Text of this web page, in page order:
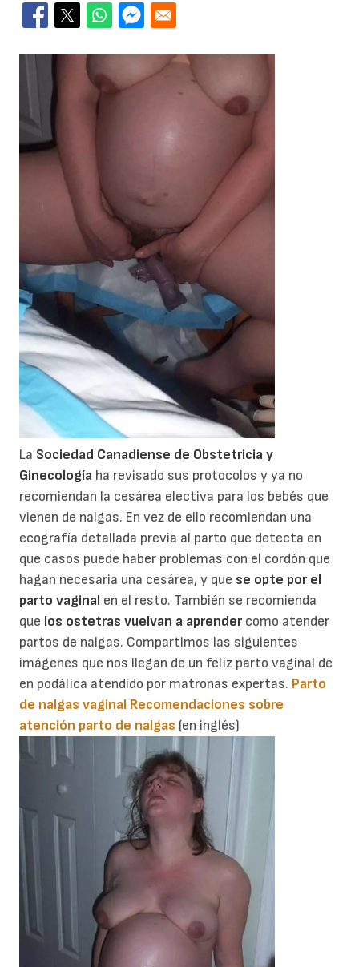
La Sociedad Canadiense de Obstetricia y
Ginecología ha revisado sus protocolos y ya no
recomiendan la cesárea electiva para los bebés que
vienen de nalgas. En vez de ello recomiendan una
ecografía detallada previa al parto que detecta en
que casos puede haber problemas con el cordón que
hagan necesaria una cesárea, y que se opte por el
parto vaginal en el resto. También se recomienda
que los ostetras vuelvan a aprender como atender
partos de nalgas. Compartimos las siguientes
imágenes que nos llegan de un feliz parto vaginal de
en podálica atendido por matronas expertas. Parto
de nalgas vaginal Recomendaciones sobre
atención parto de nalgas (en inglés)